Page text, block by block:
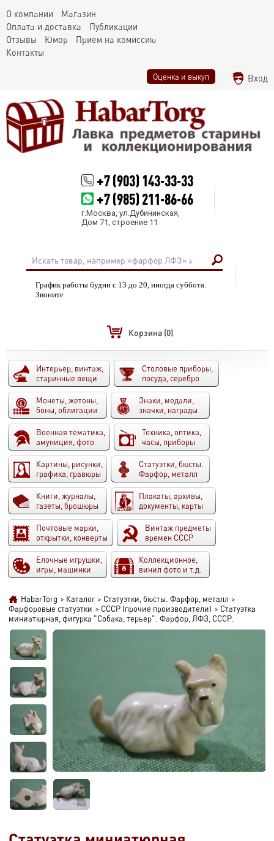
О компании
Магазин
Оплата и доставка
Публикации
Отзывы
Юмор
Прием на комиссию
Контакты
Оценка и выкуп Вход
+7 (903) 143-33-33
+7 (985) 211-86-66
г.Москва, ул.Дубининская,
Дом 71, строение 11
График работы будни с 13 до 20, иногда суббота.
Звоните
Корзина (0)
Интерьер, винтаж,
старинные вещи
Столовые приборы,
посуда, серебро
Монеты, жетоны,
боны, облигации
Знаки, медали,
значки, награды
Военная тематика,
амуниция, фото
Техника, оптика,
часы, приборы
Картины, рисунки,
графика, гравюры
Статуэтки, бюсты.
Фарфор, металл
Книги, журналы,
газеты, брошюры
Плакаты, архивы,
документы, карты
Почтовые марки,
открытки, конверты
Винтаж предметы
времен СССР
Елочные игрушки,
игры, машинки
Коллекционное,
винил фото и т.д.
HabarTorg > Каталог > Статуэтки, бюсты. Фарфор, металл >
Фарфоровые статуэтки > СССР (прочие производители) > Статуэтка
миниатюрная, фигурка "Собака, терьер". Фарфор, ЛФЗ, СССР.